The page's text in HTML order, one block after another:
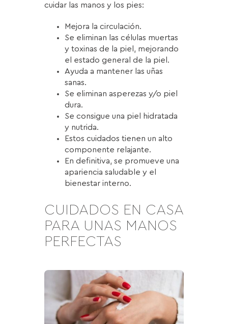
cuidar las manos y los pies:
Mejora la circulación.
Se eliminan las células muertas
y toxinas de la piel, mejorando
el estado general de la piel.
Ayuda a mantener las uñas
sanas.
Se eliminan asperezas y/o piel
dura.
Se consigue una piel hidratada
y nutrida.
Estos cuidados tienen un alto
componente relajante.
En definitiva, se promueve una
apariencia saludable y el
bienestar interno.
CUIDADOS EN CASA
PARA UNAS MANOS
PERFECTAS